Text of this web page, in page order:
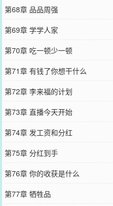
第68章 品品周强
第69章 学学人家
第70章 吃一顿少一顿
第71章 有钱了你想干什么
第72章 李来福的计划
第73章 直播今天开始
第74章 发工资和分红
第75章 分红到手
第76章 你的收获是什么
第77章 牺牲品